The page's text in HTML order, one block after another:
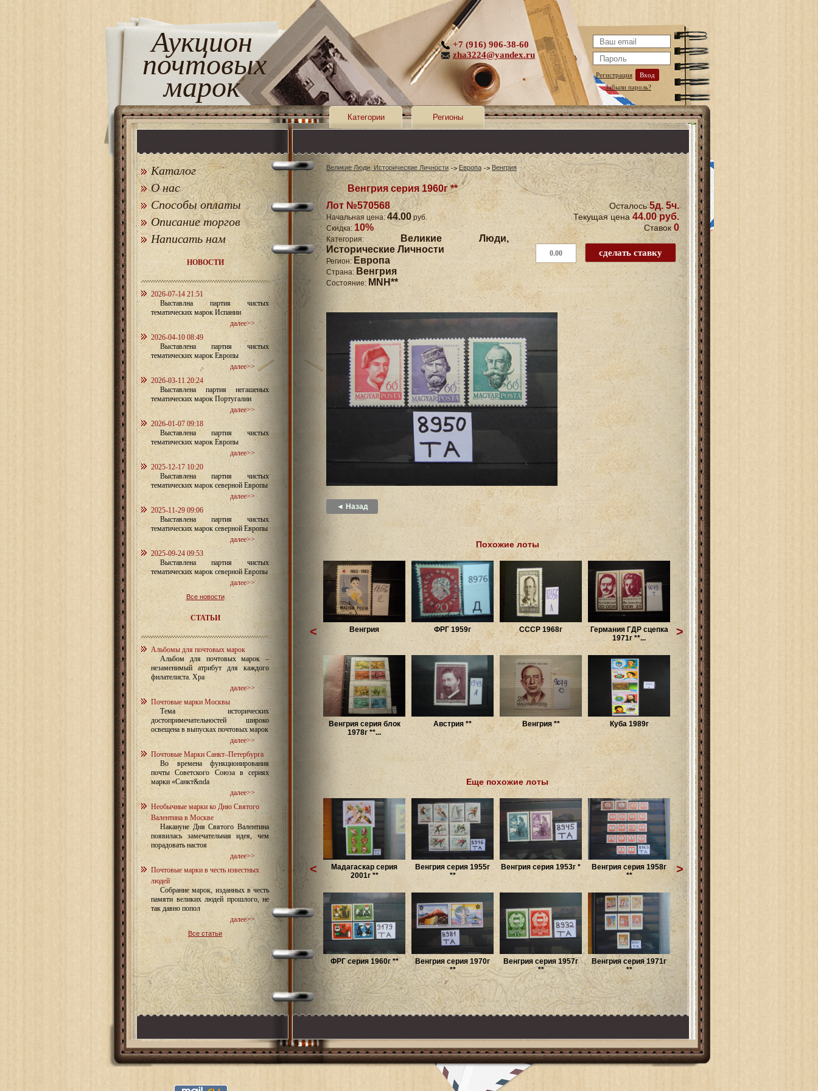
Аукцион
почтовых
марок Регистрация
Вход
Забыли пароль?
+7 (916) 906-38-60
zha3224@yandex.ru
Категории Регионы
Каталог
О нас
Способы оплаты
Описание торгов
Написать нам
НОВОСТИ
2026-07-14 21:51
Выставлна партия чистых
тематических марок Испании
далее>>
2026-04-10 08:49
Выставлена партия чистых
тематических марок Европы
далее>>
2026-03-11 20:24
Выставлена партия негашеных
тематических марок Португалии
далее>>
2026-01-07 09:18
Выставлена партия чистых
тематических марок Европы
далее>>
2025-12-17 10:20
Выставлена партия чистых
тематических марок северной Европы
далее>>
2025-11-29 09:06
Выставлена партия чистых
тематических марок северной Европы
далее>>
2025-09-24 09:53
Выставлена партия чистых
тематических марок северной Европы
далее>>
Все новости
СТАТЬИ
Альбомы для почтовых марок
Альбом для почтовых марок –
незаменимый атрибут для каждого
филателиста. Хра
далее>>
Почтовые марки Москвы
Тема исторических
достопримечательностей широко
освещена в выпусках почтовых марок
далее>>
Почтовые Марки Санкт–Петербурга
Во времена функционирования
почты Советского Союза в сериях
марки «Санкт&nda
далее>>
Необычные марки ко Дню Святого
Валентина в Москве
Накануне Дня Святого Валентина
появилась замечательная идея, чем
порадовать настоя
далее>>
Почтовые марки в честь известных
людей
Собрание марок, изданных в честь
памяти великих людей прошлого, не
так давно попол
далее>>
Все статьи
Великие Люди, Исторические Личности Европа Венгрия
Венгрия серия 1960г **
Лот №570568
Начальная цена: 44.00руб.
Скидка: 10%
Категория:
Великие Люди,
Исторические Личности
Регион: Европа
Страна: Венгрия
Состояние: MNH**
Осталось5д. 5ч.
Текущая цена 44.00 руб.
Ставок 0
◄ Назад
Похожие лоты
Венгрия ФРГ 1959г СССР 1968г
Германия ГДР сцепка
1971г **...
Венгрия серия блок
1978г **...
Австрия ** Венгрия ** Куба 1989г
< >
Еще похожие лоты
Мадагаскар серия
2001г **
Венгрия серия 1955г
**
Венгрия серия 1953г *
Венгрия серия 1958г
**
ФРГ серия 1960г **
Венгрия серия 1970г
**
Венгрия серия 1957г
**
Венгрия серия 1971г
**
< >